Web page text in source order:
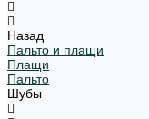
Назад
Пальто и плащи
Плащи
Пальто
Шубы